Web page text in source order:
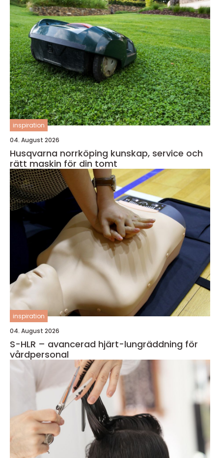
inspiration
04. August 2026
Husqvarna norrköping kunskap, service och
rätt maskin för din tomt
inspiration
04. August 2026
S-HLR – avancerad hjärt-lungräddning för
vårdpersonal